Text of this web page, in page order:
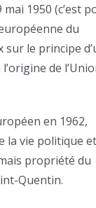
1950 (c’est
du
sur le principe
de
en 1962,
la vie politique et
propriété du
Quentin.